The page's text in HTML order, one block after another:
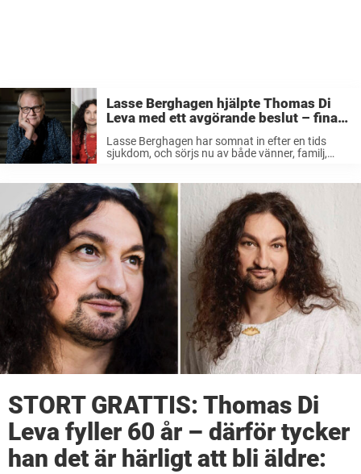
Lasse Berghagen hjälpte Thomas Di
Leva med ett avgörande beslut – fina
orden om stjärnan
Lasse Berghagen har somnat in efter en tids
sjukdom, och sörjs nu av både vänner, familj,
Di ...
STORT GRATTIS: Thomas Di
Leva fyller 60 år – därför tycker
han det är härligt att bli äldre: